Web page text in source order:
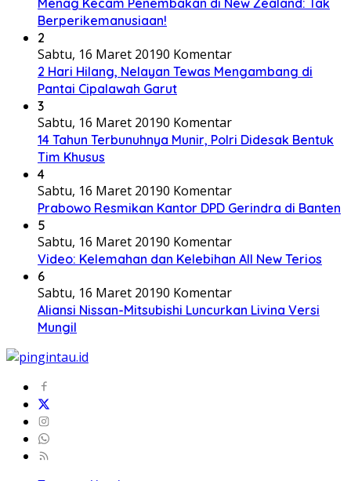
Berperikemanusiaan!
2
Sabtu, 16 Maret 20190 Komentar
2 Hari Hilang, Nelayan Tewas Mengambang di
Pantai Cipalawah Garut
3
Sabtu, 16 Maret 20190 Komentar
14 Tahun Terbunuhnya Munir, Polri Didesak Bentuk
Tim Khusus
4
Sabtu, 16 Maret 20190 Komentar
Prabowo Resmikan Kantor DPD Gerindra di Banten
5
Sabtu, 16 Maret 20190 Komentar
Video: Kelemahan dan Kelebihan All New Terios
6
Sabtu, 16 Maret 20190 Komentar
Aliansi Nissan-Mitsubishi Luncurkan Livina Versi
Mungil